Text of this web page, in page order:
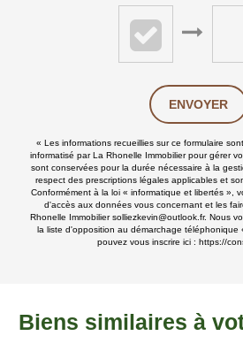
ENVOYER
« Les informations recueillies sur ce formulaire
informatisé par La Rhonelle Immobilier pour gérer
sont conservées pour la durée nécessaire à la
respect des prescriptions légales applicables et
Conformément à la loi « informatique et libertés »,
d'accès aux données vous concernant et les
Rhonelle Immobilier solliezkevin@outlook.fr. Nous
la liste d'opposition au démarchage téléphonique
pouvez vous inscrire ici : https://
Biens similaires à